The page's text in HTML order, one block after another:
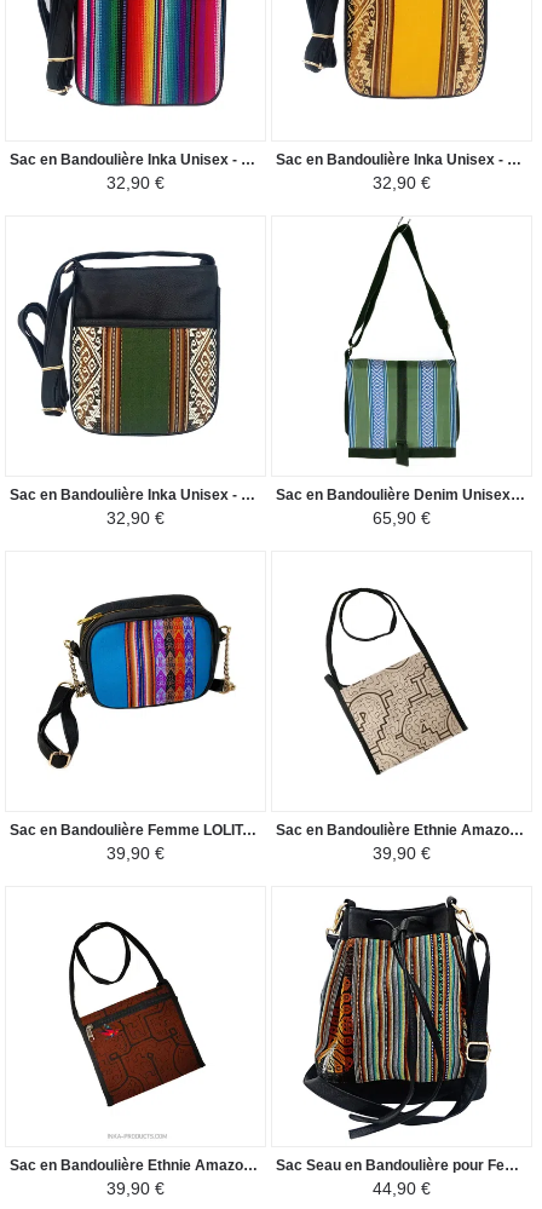
Sac en Bandoulière Inka Unisex - Tissu Traditionnel Péruvien - Coloré Manu
32,90 €
Sac en Bandoulière Inka Unisex - Tissu Traditionnel Péruvien - Jaune / Nuances Marron
32,90 €
Sac en Bandoulière Inka Unisex - Tissu Traditionnel Péruvien - Vert / Marron
32,90 €
Sac en Bandoulière Denim Unisexe - Motifs Mochica - Vert
65,90 €
Sac en Bandoulière Femme LOLITA - Toile Péruvienne Motifs Ethniques - Bleu Ciel Coloré
39,90 €
Sac en Bandoulière Ethnie Amazonienne - Kéne Shipibo Conibo - Beige/Noire
39,90 €
Sac en Bandoulière Ethnie Amazonienne - Kéne Shipibo Conibo - Marron/Noir
39,90 €
Sac Seau en Bandoulière pour Femme - Tissu Traditionnel Péruvien COROPUNA - Turquoise-Marron/Noir
44,90 €